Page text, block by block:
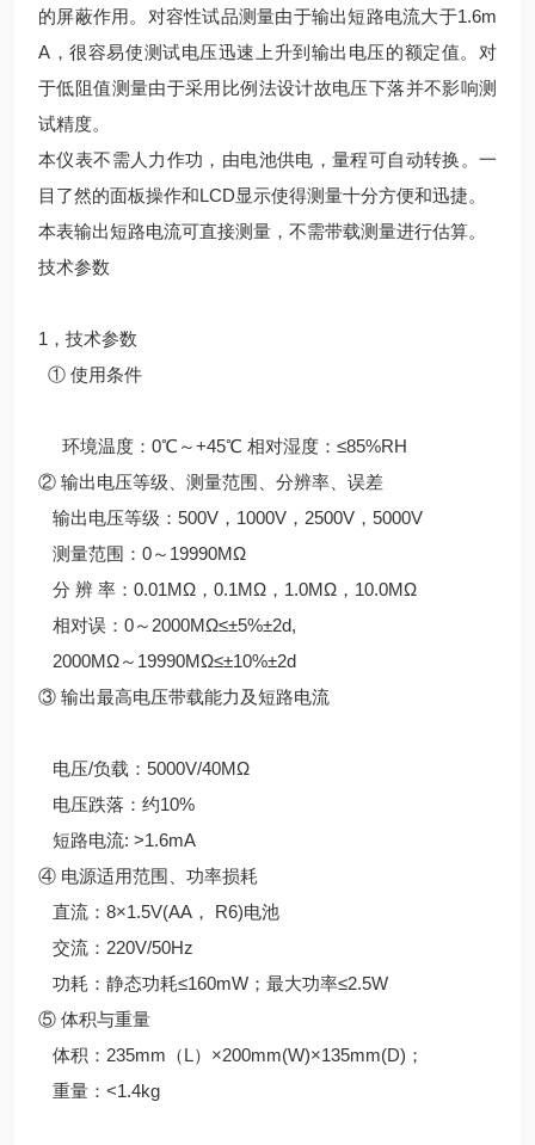
的屏蔽作用。对容性试品测量由于输出短路电流大于1.6m
A，很容易使测试电压迅速上升到输出电压的额定值。对
于低阻值测量由于采用比例法设计故电压下落并不影响测
试精度。
本仪表不需人力作功，由电池供电，量程可自动转换。一
目了然的面板操作和LCD显示使得测量十分方便和迅捷。
本表输出短路电流可直接测量，不需带载测量进行估算。
技术参数
1，技术参数
① 使用条件
环境温度：0℃～+45℃ 相对湿度：≤85%RH
② 输出电压等级、测量范围、分辨率、误差
输出电压等级：500V，1000V，2500V，5000V
测量范围：0～19990MΩ
分 辨 率：0.01MΩ，0.1MΩ，1.0MΩ，10.0MΩ
相对误：0～2000MΩ≤±5%±2d,
2000MΩ～19990MΩ≤±10%±2d
③ 输出最高电压带载能力及短路电流
电压/负载：5000V/40MΩ
电压跌落：约10%
短路电流: >1.6mA
④ 电源适用范围、功率损耗
直流：8×1.5V(AA， R6)电池
交流：220V/50Hz
功耗：静态功耗≤160mW；最大功率≤2.5W
⑤ 体积与重量
体积：235mm（L）×200mm(W)×135mm(D)；
重量：<1.4kg